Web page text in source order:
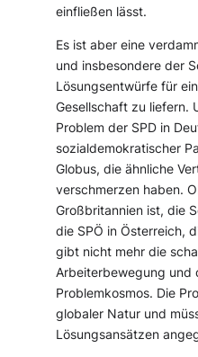
einfließen lässt.
Es ist aber eine
und insbesondere der
Lösungsentwürfe für
Gesellschaft zu liefern.
Problem der SPD in
sozialdemokratischer
Globus, die ähnliche
verschmerzen haben.
Großbritannien ist, die
die SPÖ in Österreich,
gibt nicht mehr die
Arbeiterbewegung und
Problemkosmos. Die
globaler Natur und
Lösungsansätzen